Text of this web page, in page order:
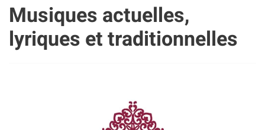
Musiques actuelles,
lyriques et traditionnelles